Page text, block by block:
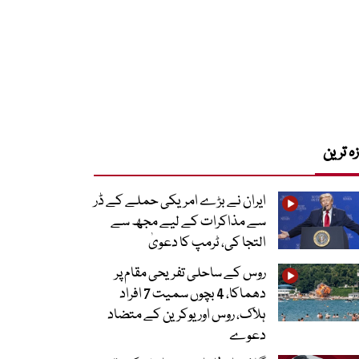
ترین
ایران نے بڑے امریکی حملے کے ڈر
سے مذاکرات کے لیے مجھ سے
التجا کی، ٹرمپ کا دعویٰ
روس کے ساحلی تفریحی مقام پر
دھماکا، 4 بچوں سمیت 7 افراد
ہلاک، روس اور یوکرین کے متضاد
دعوے